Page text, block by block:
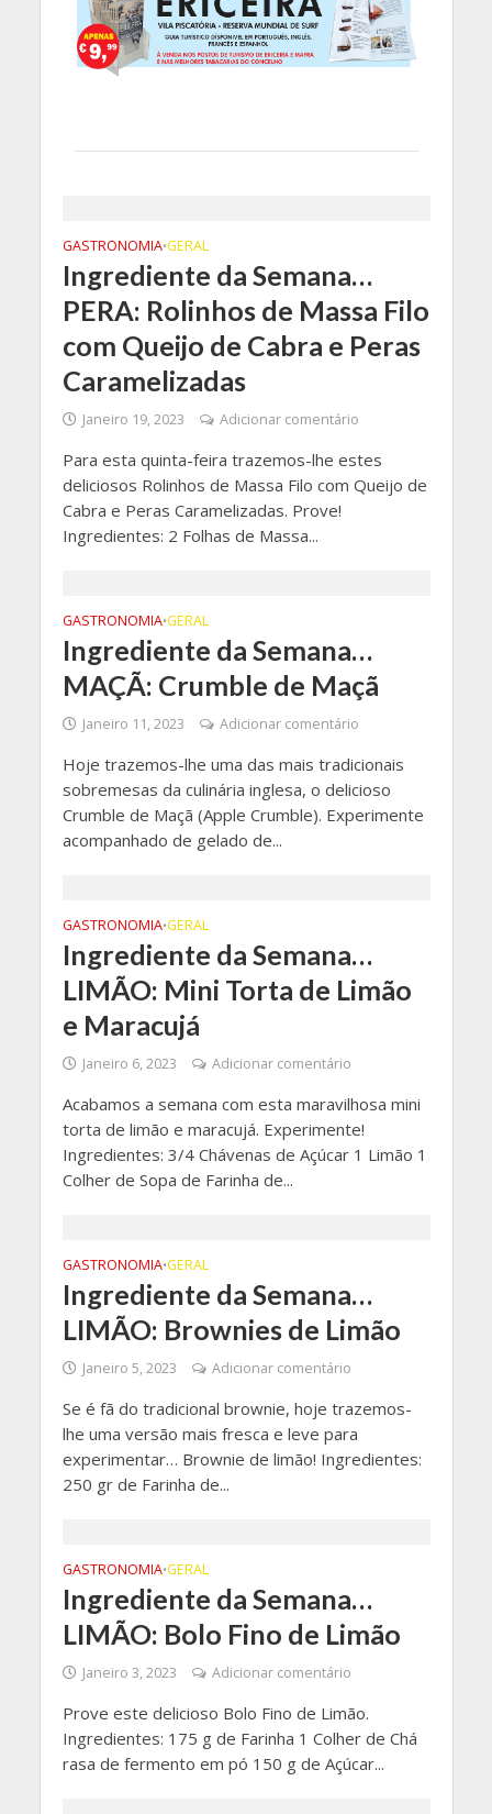
GASTRONOMIA•GERAL
Ingrediente da Semana…
PERA: Rolinhos de Massa Filo
com Queijo de Cabra e Peras
Caramelizadas
Janeiro 19, 2023 Adicionar comentário
Para esta quinta-feira trazemos-lhe estes
deliciosos Rolinhos de Massa Filo com Queijo de
Cabra e Peras Caramelizadas. Prove!
Ingredientes: 2 Folhas de Massa...
GASTRONOMIA•GERAL
Ingrediente da Semana…
MAÇÃ: Crumble de Maçã
Janeiro 11, 2023 Adicionar comentário
Hoje trazemos-lhe uma das mais tradicionais
sobremesas da culinária inglesa, o delicioso
Crumble de Maçã (Apple Crumble). Experimente
acompanhado de gelado de...
GASTRONOMIA•GERAL
Ingrediente da Semana…
LIMÃO: Mini Torta de Limão
e Maracujá
Janeiro 6, 2023 Adicionar comentário
Acabamos a semana com esta maravilhosa mini
torta de limão e maracujá. Experimente!
Ingredientes: 3/4 Chávenas de Açúcar 1 Limão 1
Colher de Sopa de Farinha de...
GASTRONOMIA•GERAL
Ingrediente da Semana…
LIMÃO: Brownies de Limão
Janeiro 5, 2023 Adicionar comentário
Se é fã do tradicional brownie, hoje trazemos-
lhe uma versão mais fresca e leve para
experimentar… Brownie de limão! Ingredientes:
250 gr de Farinha de...
GASTRONOMIA•GERAL
Ingrediente da Semana…
LIMÃO: Bolo Fino de Limão
Janeiro 3, 2023 Adicionar comentário
Prove este delicioso Bolo Fino de Limão.
Ingredientes: 175 g de Farinha 1 Colher de Chá
rasa de fermento em pó 150 g de Açúcar...